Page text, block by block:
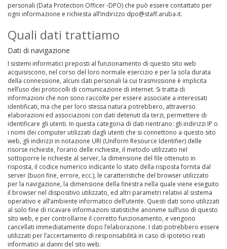
personali (Data Protection Officer -DPO) che può essere contattato per
ogni informazione e richiesta all’indirizzo dpo@staff.aruba.it.
Quali dati trattiamo
Dati di navigazione
I sistemi informatici preposti al funzionamento di questo sito web
acquisiscono, nel corso del loro normale esercizio e per la sola durata
della connessione, alcuni dati personali la cui trasmissione è implicita
nell’uso dei protocolli di comunicazione di internet. Si tratta di
informazioni che non sono raccolte per essere associate a interessati
identificati, ma che per loro stessa natura potrebbero, attraverso
elaborazioni ed associazioni con dati detenuti da terzi, permettere di
identificare gli utenti. In questa categoria di dati rientrano: gli indirizzi IP o
i nomi dei computer utilizzati dagli utenti che si connettono a questo sito
web, gli indirizzi in notazione URI (Uniform Resource Identifier) delle
risorse richieste, l’orario delle richieste, il metodo utilizzato nel
sottoporre le richieste al server, la dimensione del file ottenuto in
risposta, il codice numerico indicante lo stato della risposta fornita dal
server (buon fine, errore, ecc.), le caratteristiche del browser utilizzato
per la navigazione, la dimensione della finestra nella quale viene eseguito
il browser nel dispositivo utilizzato, ed altri parametri relativi al sistema
operativo e all’ambiente informatico dell’utente. Questi dati sono utilizzati
al solo fine di ricavare informazioni statistiche anonime sull’uso di questo
sito web, e per controllarne il corretto funzionamento, e vengono
cancellati immediatamente dopo l’elaborazione. I dati potrebbero essere
utilizzati per l’accertamento di responsabilità in caso di ipotetici reati
informatici ai danni del sito web.